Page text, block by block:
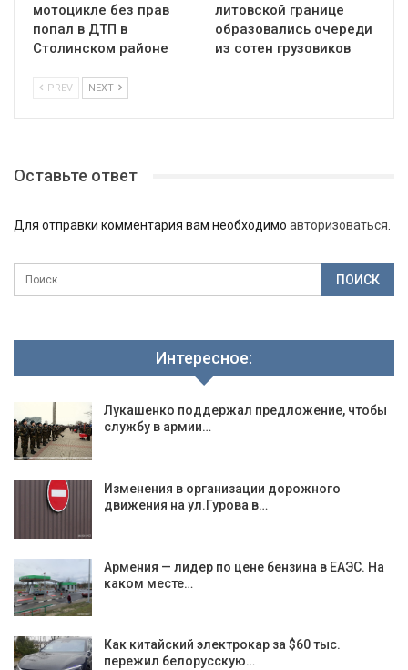
мотоцикле без прав
попал в ДТП в
Столинском районе
литовской границе
образовались очереди
из сотен грузовиков
PREV NEXT
Оставьте ответ
Для отправки комментария вам необходимо авторизоваться.
Интересное:
Лукашенко поддержал предложение, чтобы
службу в армии…
Изменения в организации дорожного
движения на ул.Гурова в…
Армения — лидер по цене бензина в ЕАЭС. На
каком месте…
Как китайский электрокар за $60 тыс.
пережил белорусскую…